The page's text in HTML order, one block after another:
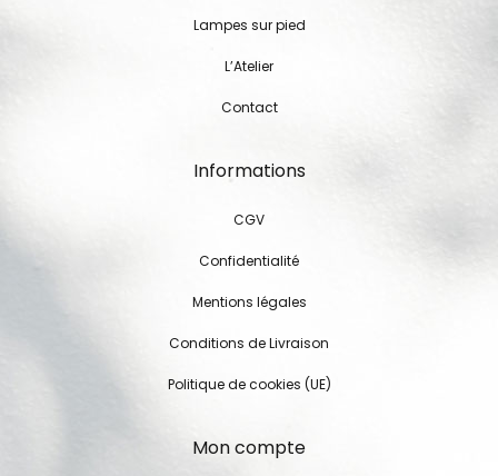
Lampes sur pied
L’Atelier
Contact
Informations
CGV
Confidentialité
Mentions légales
Conditions de Livraison
Politique de cookies (UE)
Mon compte